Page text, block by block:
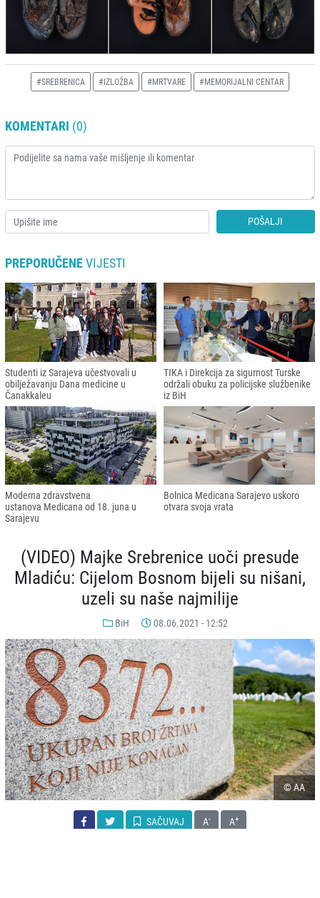
#SREBRENICA #IZLOŽBA #MRTVARE #MEMORIJALNI CENTAR
KOMENTARI (0)
POŠALJI
PREPORUČENEVIJESTI
Studenti iz Sarajeva učestvovali u
obilježavanju Dana medicine u
Čanakkaleu
TIKA i Direkcija za sigurnost Turske
održali obuku za policijske službenike
iz BiH
Moderna zdravstvena
ustanova Medicana od 18. juna u
Sarajevu
Bolnica Medicana Sarajevo uskoro
otvara svoja vrata
(VIDEO) Majke Srebrenice uoči presude
Mladiću: Cijelom Bosnom bijeli su nišani,
uzeli su naše najmilije
BiH 08.06.2021 - 12:52
© AA
SAČUVAJ A- A+